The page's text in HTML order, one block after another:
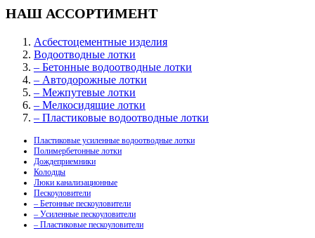
НАШ АССОРТИМЕНТ
Асбестоцементные изделия
Водоотводные лотки
– Бетонные водоотводные лотки
– Автодорожные лотки
– Межпутевые лотки
– Мелкосидящие лотки
– Пластиковые водоотводные лотки
Пластиковые усиленные водоотводные лотки
Полимербетонные лотки
Дождеприемники
Колодцы
Люки канализационные
Пескоуловители
– Бетонные пескоуловители
– Усиленные пескоуловители
– Пластиковые пескоуловители